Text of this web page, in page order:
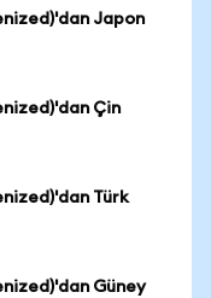
Japon
Çin
Türk
Güney